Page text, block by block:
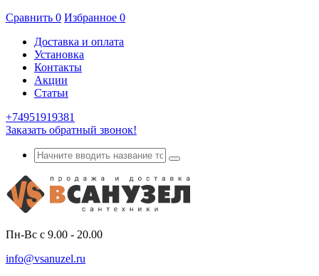
Сравнить 0 Избранное 0
Доставка и оплата
Установка
Контакты
Акции
Статьи
+74951919381
Заказать обратный звонок!
Пн-Вс с 9.00 - 20.00
info@vsanuzel.ru